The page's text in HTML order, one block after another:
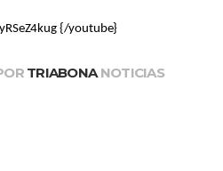
{/youtube}
TRIABONA NOTICIAS